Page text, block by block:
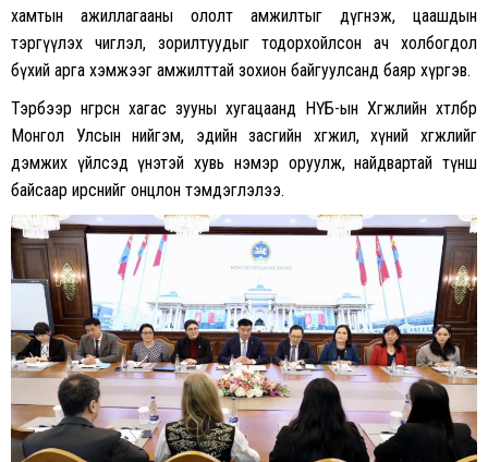
хамтын ажиллагааны ололт амжилтыг дүгнэж, цаашдын
тэргүүлэх чиглэл, зорилтуудыг тодорхойлсон ач холбогдол
бүхий арга хэмжээг амжилттай зохион байгуулсанд баяр хүргэв.
Тэрбээр өнгөрсөн хагас зууны хугацаанд НҮБ-ын Хөгжлийн хөтөлбөр
Монгол Улсын нийгэм, эдийн засгийн хөгжил, хүний хөгжлийг
дэмжих үйлсэд үнэтэй хувь нэмэр оруулж, найдвартай түнш
байсаар ирснийг онцлон тэмдэглэлээ.